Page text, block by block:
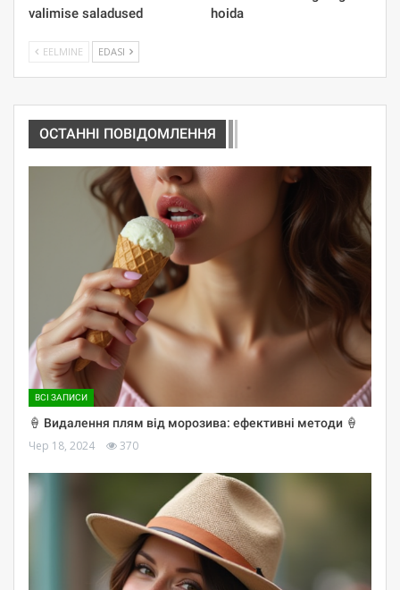
valimise saladused
hoida
EELMINE EDASI
ОСТАННІ ПОВІДОМЛЕННЯ
ВСІ ЗАПИСИ
🍦 Видалення плям від морозива: ефективні методи 🍦
Чер 18, 2024 370